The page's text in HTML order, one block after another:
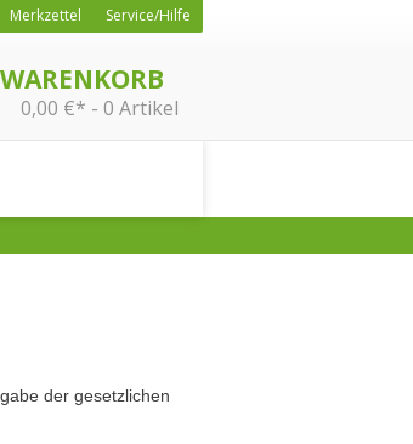
Merkzettel Service/Hilfe
Einloggen
WARENKORB
0,00 €* - 0 Artikel
der gesetzlichen